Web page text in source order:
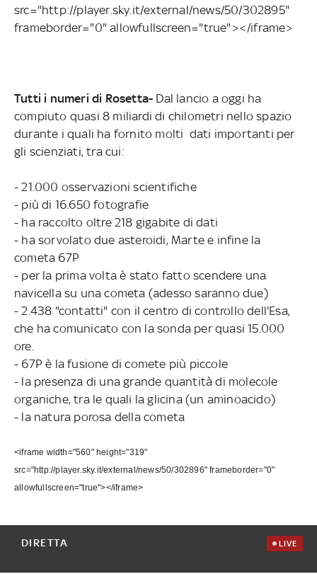
src="http://player.sky.it/external/news/50/302895"
frameborder="0" allowfullscreen="true"></iframe>
Tutti i numeri di Rosetta- Dal lancio a oggi ha
compiuto quasi 8 miliardi di chilometri nello spazio
durante i quali ha fornito molti dati importanti per
gli scienziati, tra cui:
- 21.000 osservazioni scientifiche
- più di 16.650 fotografie
- ha raccolto oltre 218 gigabite di dati
- ha sorvolato due asteroidi, Marte e infine la
cometa 67P
- per la prima volta è stato fatto scendere una
navicella su una cometa (adesso saranno due)
- 2.438 "contatti" con il centro di controllo dell'Esa,
che ha comunicato con la sonda per quasi 15.000
ore.
- 67P è la fusione di comete più piccole
- la presenza di una grande quantità di molecole
organiche, tra le quali la glicina (un aminoacido)
- la natura porosa della cometa
<iframe width="560" height="319"
src="http://player.sky.it/external/news/50/302896" frameborder="0"
allowfullscreen="true"></iframe>
DIRETTA LIVE